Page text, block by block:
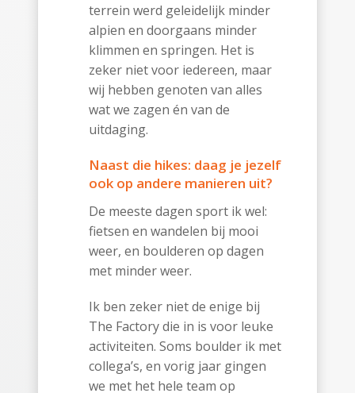
terrein werd geleidelijk minder
alpien en doorgaans minder
klimmen en springen. Het is
zeker niet voor iedereen, maar
wij hebben genoten van alles
wat we zagen én van de
uitdaging.
Naast die hikes: daag je jezelf
ook op andere manieren uit?
De meeste dagen sport ik wel:
fietsen en wandelen bij mooi
weer, en boulderen op dagen
met minder weer.
Ik ben zeker niet de enige bij
The Factory die in is voor leuke
activiteiten. Soms boulder ik met
collega’s, en vorig jaar gingen
we met het hele team op